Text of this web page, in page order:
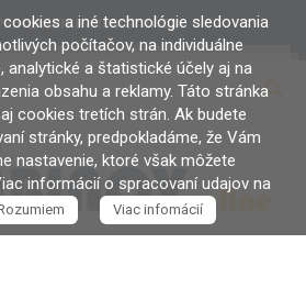
/ REGISTRÁCIA
a iné technológie sledovania
počítačov, na individuálne
analytické a štatistické účely aj na
obsahu a reklamy. Táto stránka
cookies tretích strán. Ak budete
stránky, predpokladáme, že Vám
nastavenie, ktoré však môžete
informácií o spracovaní udajov na
Viac infomácií